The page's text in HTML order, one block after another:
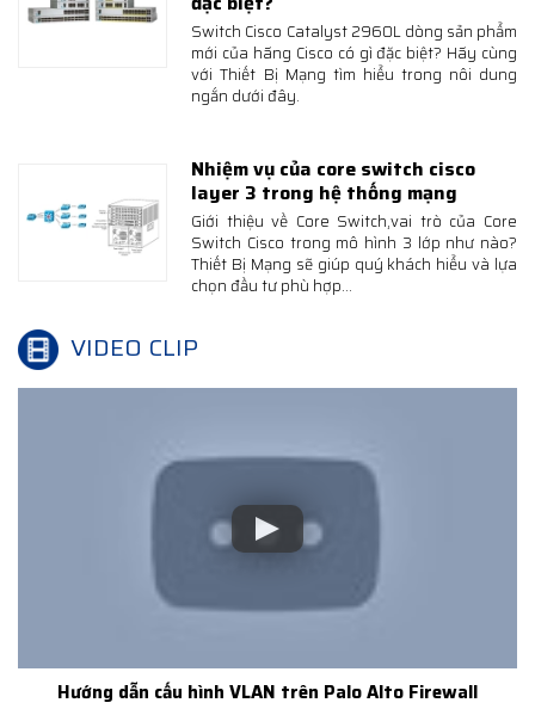
Switch Cisco Catalyst 2960L dòng sản phẩm
mới của hãng Cisco có gì đặc biệt? Hãy cùng
với Thiết Bị Mạng tìm hiểu trong nôi dung
ngắn dưới đây.
Nhiệm vụ của core switch cisco
layer 3 trong hệ thống mạng
Giới thiệu về Core Switch,vai trò của Core
Switch Cisco trong mô hình 3 lớp như nào?
Thiết Bị Mạng sẽ giúp quý khách hiểu và lựa
chọn đầu tư phù hợp...
VIDEO CLIP
Hướng dẫn cấu hình VLAN trên Palo Alto Firewall